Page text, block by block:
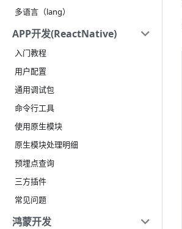
多语言（lang）
APP开发(ReactNative)
入门教程
用户配置
通用调试包
命令行工具
使用原生模块
原生模块处理明细
预埋点查询
三方插件
常见问题
鸿蒙开发